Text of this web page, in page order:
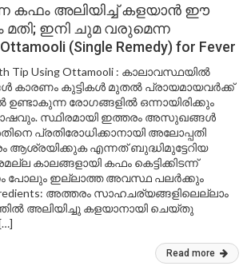
കഫം അലിയിച്ച് കളയാൻ ഈ
മതി; ഇനി ചുമ വരുമെന്ന
(Single Remedy) for Fever
Tip Using Ottamooli : കാലാവസ്ഥയിൽ
കാരണം കുട്ടികൾ മുതൽ പ്രായമായവർക്ക്
ഉണ്ടാകുന്ന രോഗങ്ങളിൽ ഒന്നായിരിക്കും
സ്ഥിരമായി ഇത്തരം അസുഖങ്ങൾ
പ്രതിരോധിക്കാനായി അലോപ്പതി
ആശ്രയിക്കുക എന്നത് ബുദ്ധിമുട്ടേറിയ
കാലങ്ങളായി കഫം കെട്ടിക്കിടന്ന്
പോലും ഇല്ലാത്ത അവസ്ഥ പലർക്കും
അത്തരം സാഹചര്യങ്ങളിലെല്ലാം
അലിയിച്ചു കളയാനായി ചെയ്തു
Read more